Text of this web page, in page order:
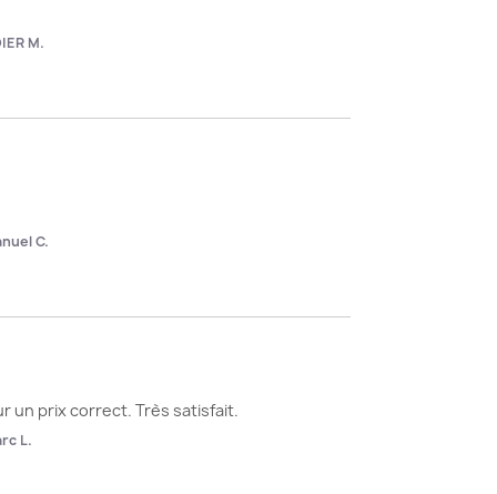
M.
C.
un prix correct. Très satisfait.
L.